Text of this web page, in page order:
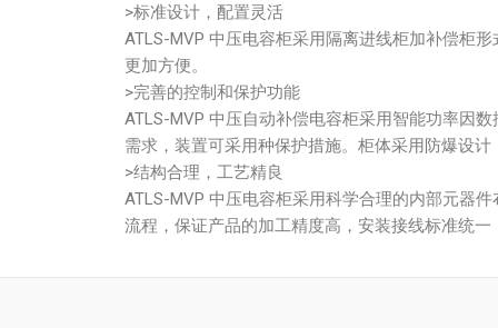
>标准设计，配置灵活
ATLS-MVP 中压电容柜采用隔离进线柜加补偿柜
更加方便。
>完善的控制和保护功能
ATLS-MVP 中压自动补偿电容柜采用智能功率因
需求，装置可采用种保护措施。柜体采用防爆设
>结构合理，工艺精良
ATLS-MVP 中压电容柜采用科学合理的内部元器
流程，保证产品的加工精度高，安装接线标准统